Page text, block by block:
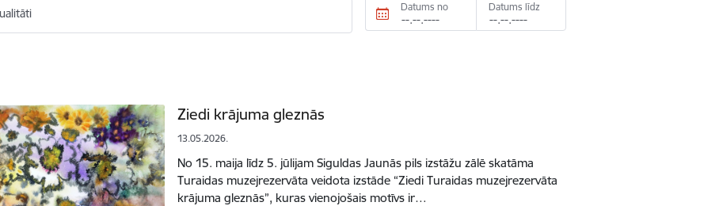
Datums no Datums līdz
Ziedi krājuma gleznās
13.05.2026.
No 15. maija līdz 5. jūlijam Siguldas Jaunās pils izstāžu zālē skatāma
Turaidas muzejrezervāta veidota izstāde “Ziedi Turaidas muzejrezervāta
krājuma gleznās”, kuras vienojošais motīvs ir…